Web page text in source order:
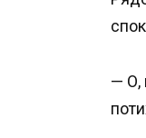
— О,